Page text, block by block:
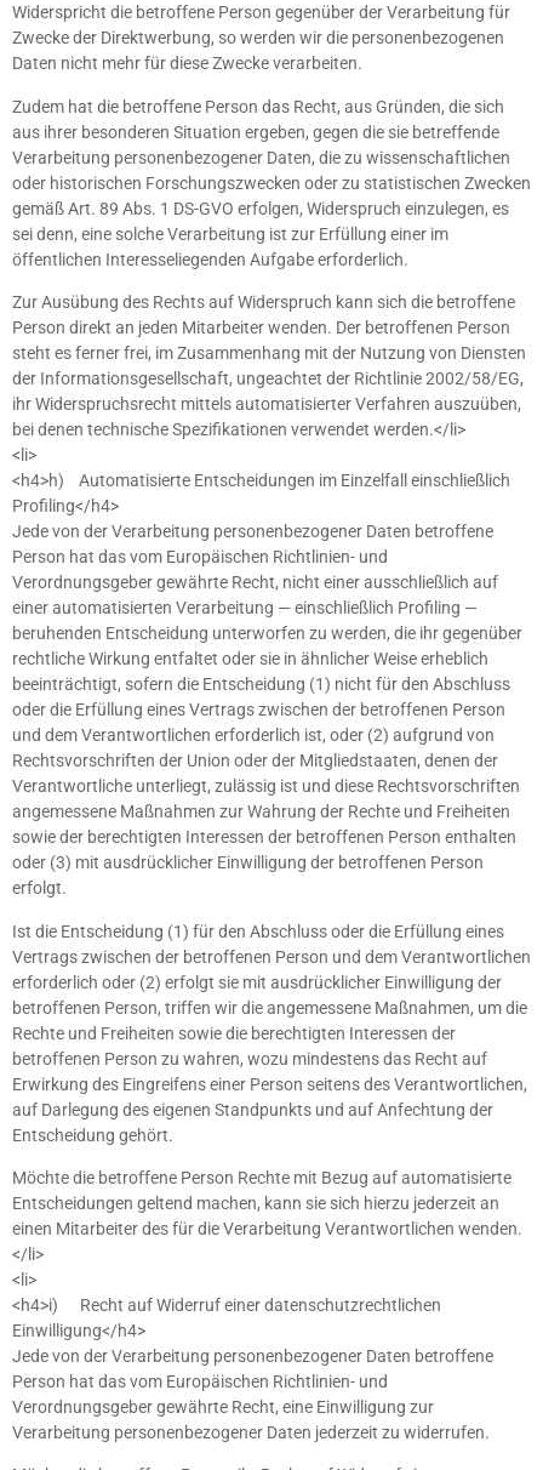
Widerspricht die betroffene Person gegenüber der Verarbeitung für
Zwecke der Direktwerbung, so werden wir die personenbezogenen
Daten nicht mehr für diese Zwecke verarbeiten.
Zudem hat die betroffene Person das Recht, aus Gründen, die sich
aus ihrer besonderen Situation ergeben, gegen die sie betreffende
Verarbeitung personenbezogener Daten, die zu wissenschaftlichen
oder historischen Forschungszwecken oder zu statistischen Zwecken
gemäß Art. 89 Abs. 1 DS-GVO erfolgen, Widerspruch einzulegen, es
sei denn, eine solche Verarbeitung ist zur Erfüllung einer im
öffentlichen Interesseliegenden Aufgabe erforderlich.
Zur Ausübung des Rechts auf Widerspruch kann sich die betroffene
Person direkt an jeden Mitarbeiter wenden. Der betroffenen Person
steht es ferner frei, im Zusammenhang mit der Nutzung von Diensten
der Informationsgesellschaft, ungeachtet der Richtlinie 2002/58/EG,
ihr Widerspruchsrecht mittels automatisierter Verfahren auszuüben,
bei denen technische Spezifikationen verwendet werden.</li>
<li>
<h4>h) Automatisierte Entscheidungen im Einzelfall einschließlich
Profiling</h4>
Jede von der Verarbeitung personenbezogener Daten betroffene
Person hat das vom Europäischen Richtlinien- und
Verordnungsgeber gewährte Recht, nicht einer ausschließlich auf
einer automatisierten Verarbeitung — einschließlich Profiling —
beruhenden Entscheidung unterworfen zu werden, die ihr gegenüber
rechtliche Wirkung entfaltet oder sie in ähnlicher Weise erheblich
beeinträchtigt, sofern die Entscheidung (1) nicht für den Abschluss
oder die Erfüllung eines Vertrags zwischen der betroffenen Person
und dem Verantwortlichen erforderlich ist, oder (2) aufgrund von
Rechtsvorschriften der Union oder der Mitgliedstaaten, denen der
Verantwortliche unterliegt, zulässig ist und diese Rechtsvorschriften
angemessene Maßnahmen zur Wahrung der Rechte und Freiheiten
sowie der berechtigten Interessen der betroffenen Person enthalten
oder (3) mit ausdrücklicher Einwilligung der betroffenen Person
erfolgt.
Ist die Entscheidung (1) für den Abschluss oder die Erfüllung eines
Vertrags zwischen der betroffenen Person und dem Verantwortlichen
erforderlich oder (2) erfolgt sie mit ausdrücklicher Einwilligung der
betroffenen Person, triffen wir die angemessene Maßnahmen, um die
Rechte und Freiheiten sowie die berechtigten Interessen der
betroffenen Person zu wahren, wozu mindestens das Recht auf
Erwirkung des Eingreifens einer Person seitens des Verantwortlichen,
auf Darlegung des eigenen Standpunkts und auf Anfechtung der
Entscheidung gehört.
Möchte die betroffene Person Rechte mit Bezug auf automatisierte
Entscheidungen geltend machen, kann sie sich hierzu jederzeit an
einen Mitarbeiter des für die Verarbeitung Verantwortlichen wenden.
</li>
<li>
<h4>i) Recht auf Widerruf einer datenschutzrechtlichen
Einwilligung</h4>
Jede von der Verarbeitung personenbezogener Daten betroffene
Person hat das vom Europäischen Richtlinien- und
Verordnungsgeber gewährte Recht, eine Einwilligung zur
Verarbeitung personenbezogener Daten jederzeit zu widerrufen.